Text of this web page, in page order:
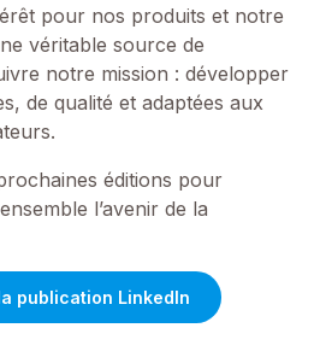
pour nos produits et notre
véritable source de
notre mission : développer
de qualité et adaptées aux
éditions pour
l’avenir de la
publication LinkedIn